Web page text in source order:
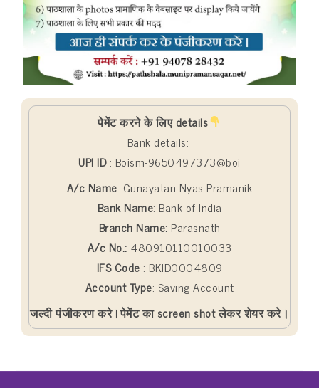
पेमेंट करने के लिए details
Bank details:
UPI ID: Boism-9650497373@boi
A/c Name: Gunayatan Nyas Pramanik
Bank Name: Bank of India
Branch Name: Parasnath
A/c No.: 480910110010033
IFS Code : BKID0004809
Account Type: Saving Account
जल्दी पंजीकरण करे।पेमेंट का screen shot लेकर शेयर करे।